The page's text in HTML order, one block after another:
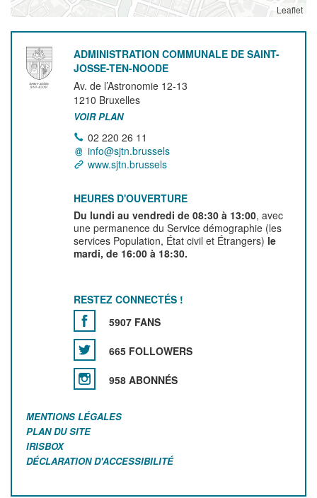
Leaflet
ADMINISTRATION COMMUNALE DE SAINT-
JOSSE-TEN-NOODE
Av. de l’Astronomie 12-13
1210 Bruxelles
VOIR PLAN
02 220 26 11
info@sjtn.brussels
www.sjtn.brussels
HEURES D'OUVERTURE
Du lundi au vendredi de 08:30 à 13:00, avec
une permanence du Service démographie (les
services Population, État civil et Étrangers) le
mardi, de 16:00 à 18:30.
RESTEZ CONNECTÉS !
5907 FANS
665 FOLLOWERS
958 ABONNÉS
MENTIONS LÉGALES
PLAN DU SITE
IRISBOX
DÉCLARATION D'ACCESSIBILITÉ